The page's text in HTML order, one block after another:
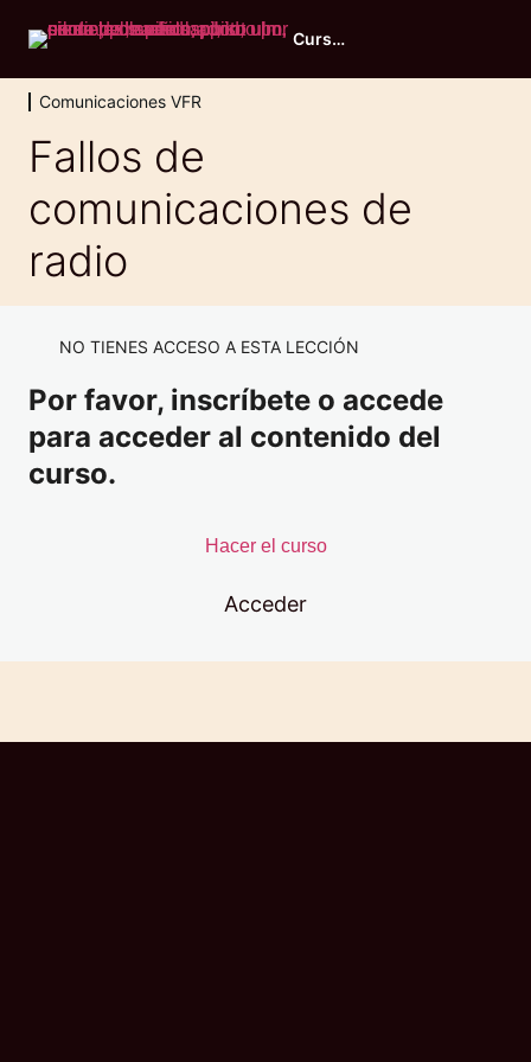
Curso RTC Promoción otoño 2025
Comunicaciones VFR
Fallos de
comunicaciones de
radio
NO TIENES ACCESO A ESTA LECCIÓN
Por favor, inscríbete o accede
para acceder al contenido del
curso.
Hacer el curso
Acceder
Comunicaciones VFR
Principios de propagación y asignación de frecuencias
Términos meteorológicos
Fallos de comunicaciones de radio
Procedimientos de socorro y urgencia
Señales